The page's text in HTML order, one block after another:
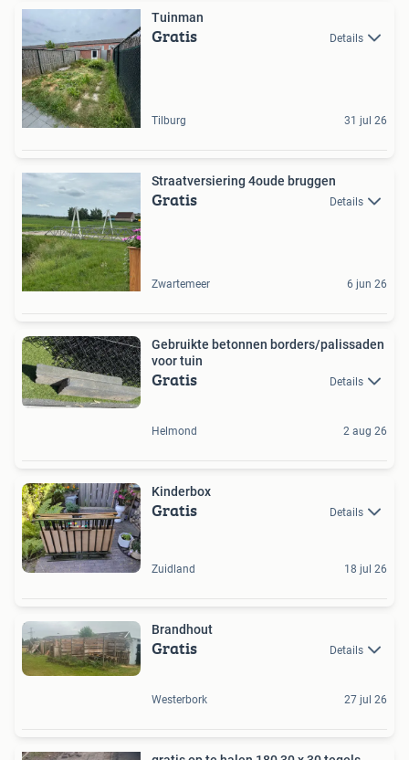
Tuinman
Gratis Details
Tilburg 31 jul 26
Straatversiering 4oude bruggen
Gratis Details
Zwartemeer 6 jun 26
Gebruikte betonnen borders/palissaden
voor tuin
Gratis Details
Helmond 2 aug 26
Kinderbox
Gratis Details
Zuidland 18 jul 26
Brandhout
Gratis Details
Westerbork 27 jul 26